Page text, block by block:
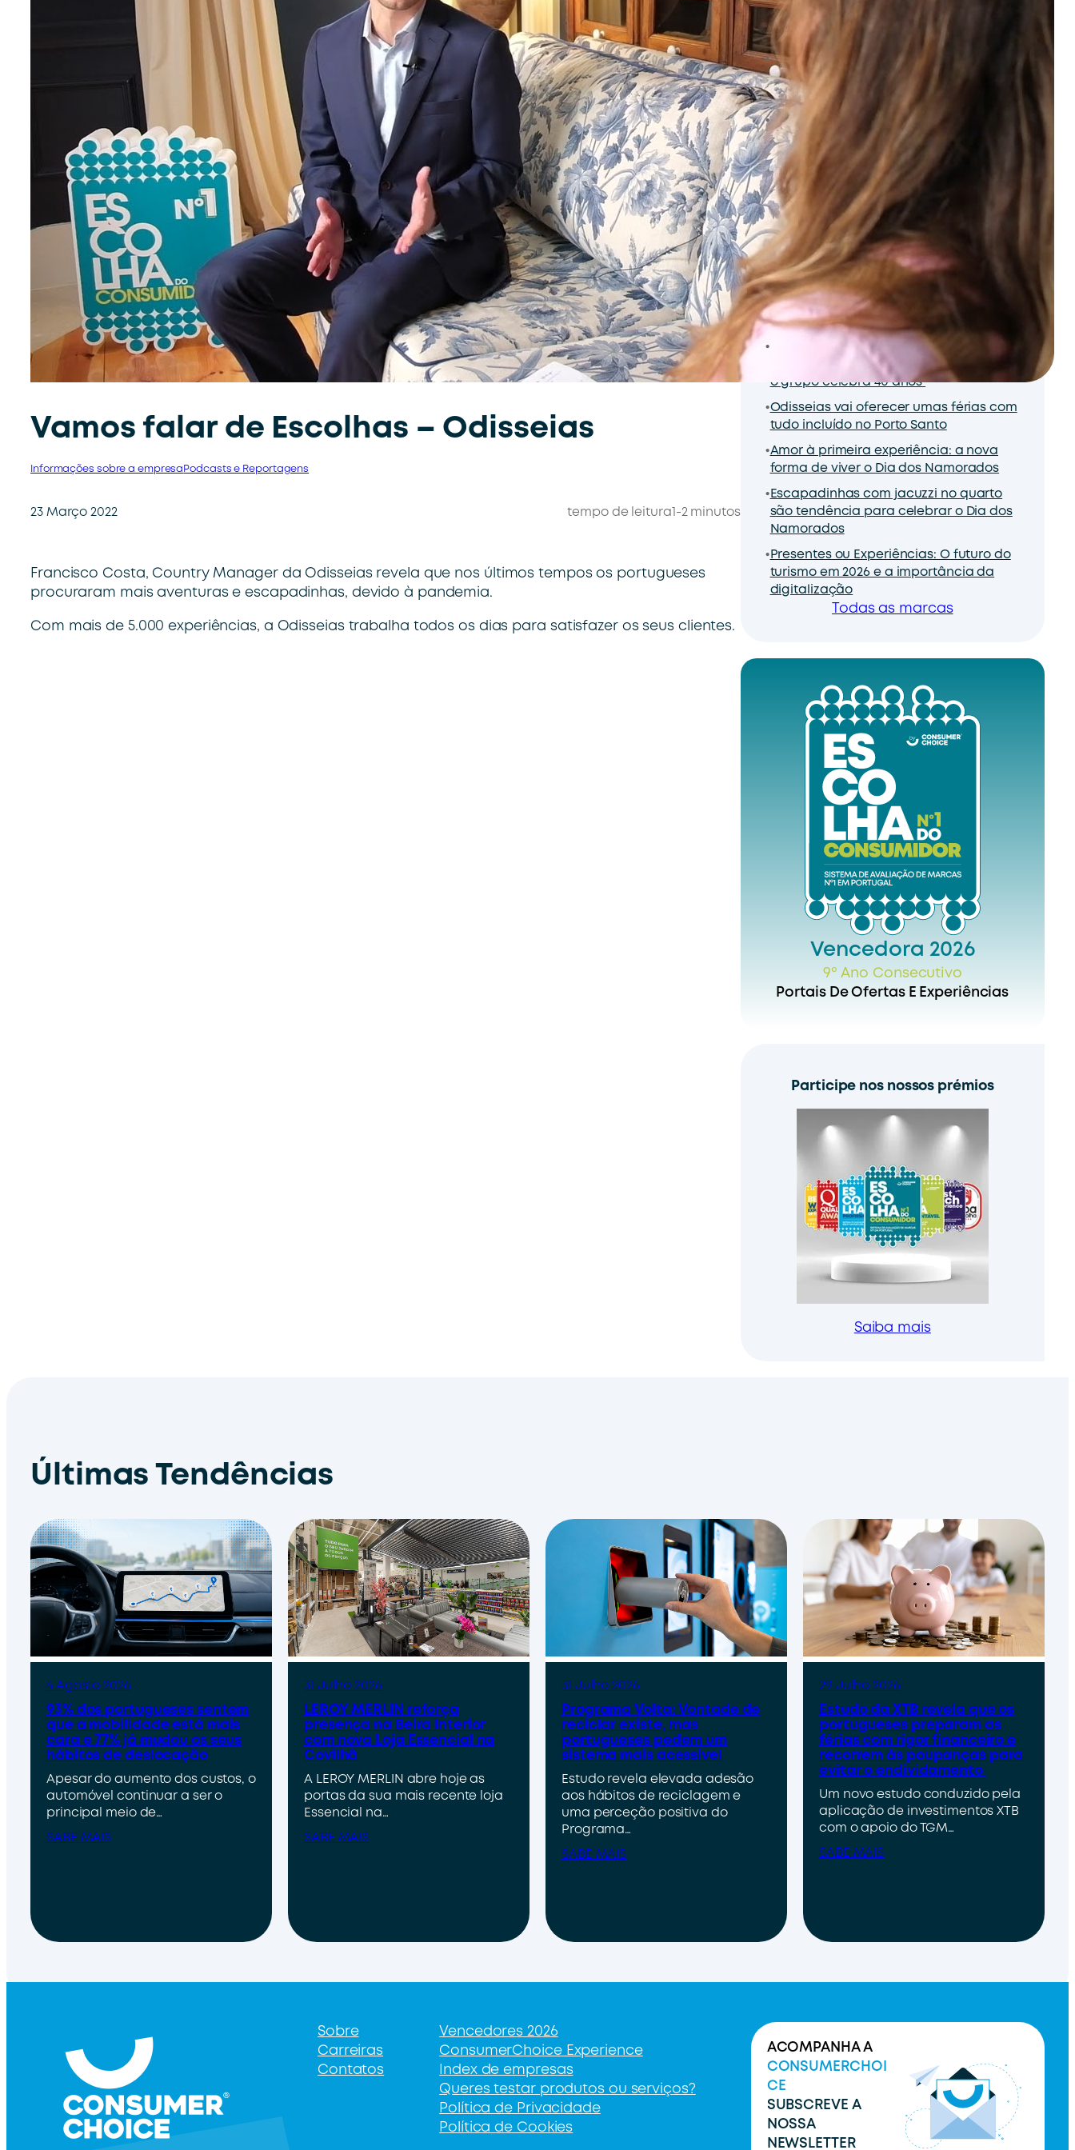
Vamos falar de Escolhas – Odisseias
Informações sobre a empresa Podcasts e Reportagens
23 Março 2022 tempo de leitura 1-2 minutos
Francisco Costa, Country Manager da Odisseias revela que nos últimos tempos os portugueses
procuraram mais aventuras e escapadinhas, devido à pandemia.
Com mais de 5.000 experiências, a Odisseias trabalha todos os dias para satisfazer os seus clientes.
acelera construção de um ecossistema
fitness multimarcas
”No próximo ano, queremos continuar a
criar valor para os nossos clientes” –
KuantoKusta
”Apostar em alternativas sustentáveis
tornou-se ainda mais importante no
decorrer dos últimos anos e consumir
produtos em segunda mão é uma das
formas mais acessíveis para contribuir
para uma economia mais sustentável”
– OLX
DA MESMA MARCA
Odisseias distinguida pelo Vila Galé
com Troféu Top Partners no ano em que
o grupo celebra 40 anos
Odisseias vai oferecer umas férias com
tudo incluído no Porto Santo
Amor à primeira experiência: a nova
forma de viver o Dia dos Namorados
Escapadinhas com jacuzzi no quarto
são tendência para celebrar o Dia dos
Namorados
Presentes ou Experiências: O futuro do
turismo em 2026 e a importância da
digitalização
Todas as marcas
Vencedora 2026
9º Ano Consecutivo
Portais De Ofertas E Experiências
Participe nos nossos prémios
Saiba mais
Últimas Tendências
4 Agosto 2026
93% dos portugueses sentem
que a mobilidade está mais
cara e 77% já mudou os seus
hábitos de deslocação
Apesar do aumento dos custos, o
automóvel continuar a ser o
principal meio de…
SABE MAIS
31 Julho 2026
LEROY MERLIN reforça
presença na Beira Interior
com nova Loja Essencial na
Covilhã
A LEROY MERLIN abre hoje as
portas da sua mais recente loja
Essencial na…
SABE MAIS
31 Julho 2026
Programa Volta: Vontade de
reciclar existe, mas
portugueses pedem um
sistema mais acessível
Estudo revela elevada adesão
aos hábitos de reciclagem e
uma perceção positiva do
Programa…
SABE MAIS
29 Julho 2026
Estudo da XTB revela que os
portugueses preparam as
férias com rigor financeiro e
recorrem às poupanças para
evitar o endividamento
Um novo estudo conduzido pela
aplicação de investimentos XTB
com o apoio do TGM…
SABE MAIS
Sobre
Carreiras
Contatos
Vencedores 2026
ConsumerChoice Experience
Index de empresas
Queres testar produtos ou serviços?
Política de Privacidade
Política de Cookies
ACOMPANHA A
CONSUMERCHOI
CE
SUBSCREVE A
NOSSA
NEWSLETTER